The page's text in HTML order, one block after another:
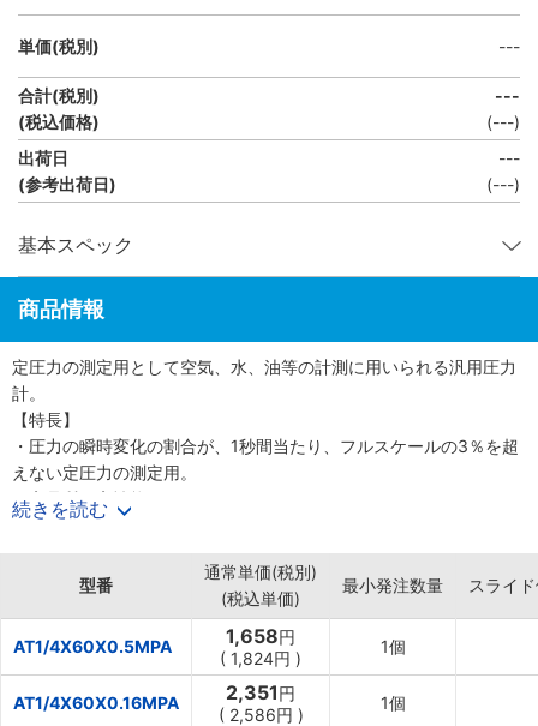
単価(税別) ---
合計(税別)
(税込価格)
---
(---)
出荷日
(参考出荷日)
---
(---)
基本スペック
商品情報
定圧力の測定用として空気、水、油等の計測に用いられる汎用圧力
計。
【特長】
・圧力の瞬時変化の割合が、1秒間当たり、フルスケールの3％を超
えない定圧力の測定用。
・高品質、高性能。
・ケース及びカバーは電着塗装で耐久性に優れている。
・流体がエア・油・水のどれにでも使用可能。
続きを読む
型番
通常単価(税別)
(税込単価)
最小発注数量 スライ
AT1/4X60X0.5MPA 1,658円
( 1,824円 )
1個
AT1/4X60X0.16MPA 2,351円
( 2,586円 )
1個